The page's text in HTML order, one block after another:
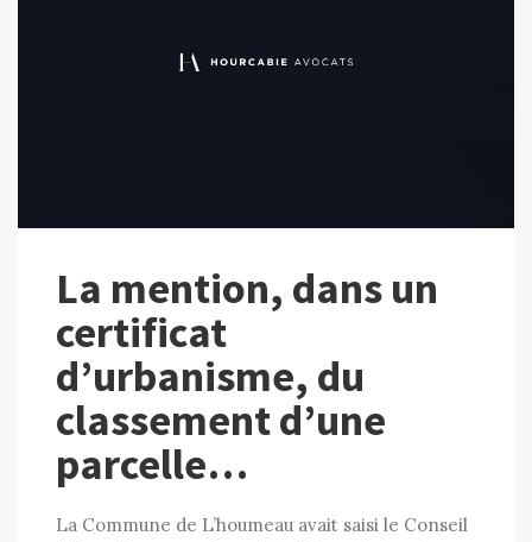
La mention, dans un
certificat
d’urbanisme, du
classement d’une
parcelle…
La Commune de L’houmeau avait saisi le Conseil